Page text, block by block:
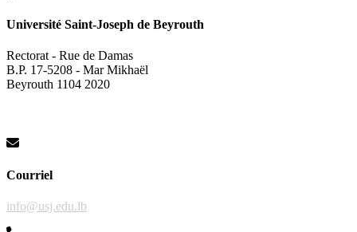
Université Saint-Joseph de Beyrouth
Rectorat - Rue de Damas
B.P. 17-5208 - Mar Mikhaël
Beyrouth 1104 2020
Courriel
info@usj.edu.lb